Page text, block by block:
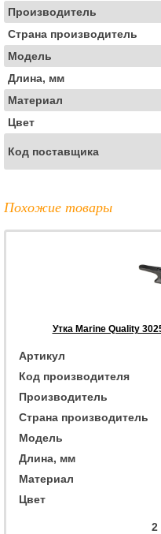
Производитель
Страна производитель
Модель
Длина, мм
Материал
Цвет
Код поставщика
Похожие товары
Утка Marine Quality
Артикул
Код производителя
Производитель
Страна производитель
Модель
Длина, мм
Материал
Цвет
2